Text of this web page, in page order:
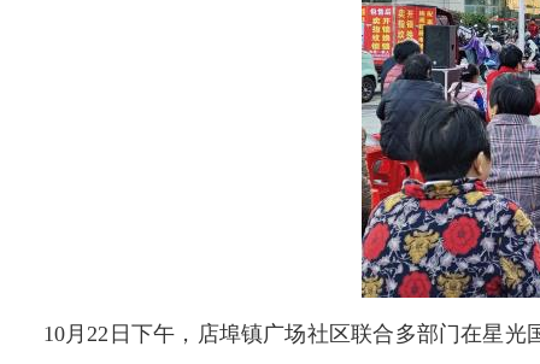
10月22日下午，店埠镇广场社区联合多部门在星